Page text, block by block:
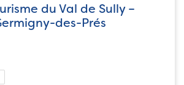
du Val de Sully –
des-Prés